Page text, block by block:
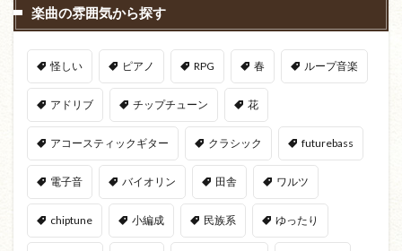
楽曲の雰囲気から探す
怪しい ピアノ RPG 春 ループ音楽
アドリブ チップチューン 花
アコースティックギター クラシック futurebass
電子音 バイオリン 田舎 ワルツ
chiptune 小編成 民族系 ゆったり